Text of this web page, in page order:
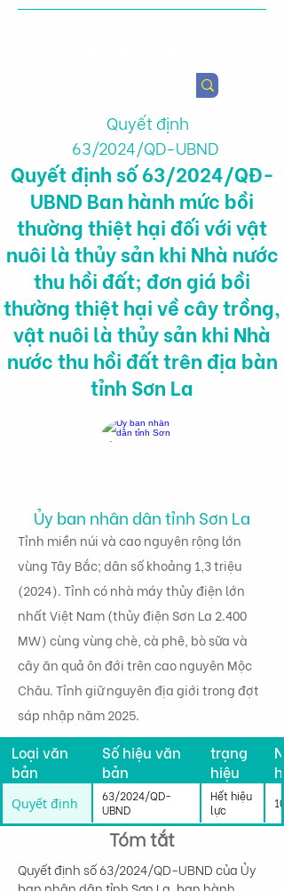
Quyết định
63/2024/QD-UBND
Quyết định số 63/2024/QĐ-
UBND Ban hành mức bồi
thường thiệt hại đối với vật
nuôi là thủy sản khi Nhà nước
thu hồi đất; đơn giá bồi
thường thiệt hại về cây trồng,
vật nuôi là thủy sản khi Nhà
nước thu hồi đất trên địa bàn
tỉnh Sơn La
Ủy ban nhân dân tỉnh Sơn La
Tỉnh miền núi và cao nguyên rộng lớn
vùng Tây Bắc; dân số khoảng 1,3 triệu
(2024). Tỉnh có nhà máy thủy điện lớn
nhất Việt Nam (thủy điện Sơn La 2.400
MW) cùng vùng chè, cà phê, bò sữa và
cây ăn quả ôn đới trên cao nguyên Mộc
Châu. Tỉnh giữ nguyên địa giới trong đợt
sáp nhập năm 2025.
Loại văn
bản
Số hiệu văn
bản
trạng
hiệu
lực
Quyết định
63/2024/QD-
UBND
Hết hiệu
lực
Tóm tắt
Quyết định số 63/2024/QD-UBND của Ủy